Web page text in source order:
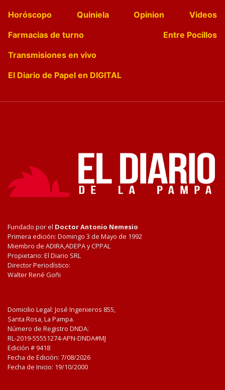
Horóscopo
Quiniela Opinion
Videos
Farmacias de turno
Entre Pocillos
Transmisiones en vivo
El Diario de Papel en DIGITAL
Fundado por el Doctor Antonio Nemesio
Primera edición: Domingo 3 de Mayo de 1992
Miembro de ADIRA,ADEPA y CPPAL
Propietario: El Diario SRL
Director Periodístico:
Walter René Goñi
Domicilio Legal: José Ingenieros 855,
Santa Rosa, La Pampa.
Número de Registro DNDA:
RL-2019-55551274-APN-DNDA#MJ
Edición # 9418
Fecha de Edición: 7/08/2026
Fecha de Inicio: 19/10/2000